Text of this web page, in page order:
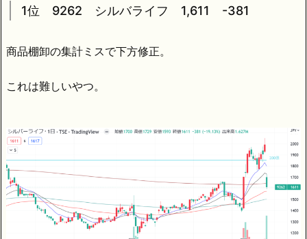
1位 9262 シルバライフ 1,611 -381
商品棚卸の集計ミスで下方修正。
これは難しいやつ。